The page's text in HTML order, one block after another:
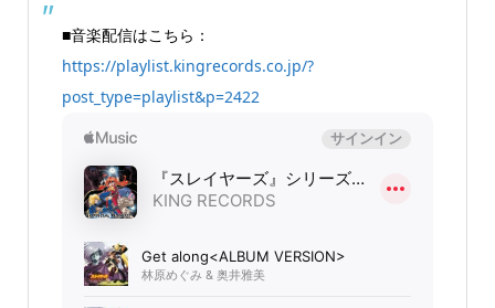
■音楽配信はこちら：
https://playlist.kingrecords.co.jp/?
post_type=playlist&p=2422